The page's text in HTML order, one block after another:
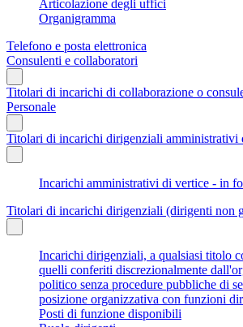
Articolazione degli uffici
Organigramma
Telefono e posta elettronica
Consulenti e collaboratori
Titolari di incarichi di collaborazione o
Personale
Titolari di incarichi dirigenziali amministrativi
Incarichi amministrativi di vertice - in
Titolari di incarichi dirigenziali (dirigenti non
Incarichi dirigenziali, a qualsiasi titolo
quelli conferiti discrezionalmente
politico senza procedure pubbliche di
posizione organizzativa con funzioni
Posti di funzione disponibili